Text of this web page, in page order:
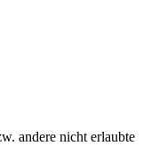
andere nicht erlaubte